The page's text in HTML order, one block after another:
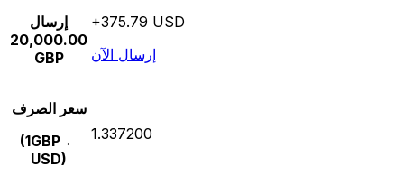
إرسال
20,000.00
GBP
+375.79 USD
إرسال الآن
سعر الصرف
(1GBP ←
USD)
1.337200